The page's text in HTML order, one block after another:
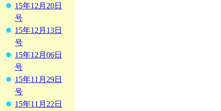
15年12月20日
号
15年12月13日
号
15年12月06日
号
15年11月29日
号
15年11月22日